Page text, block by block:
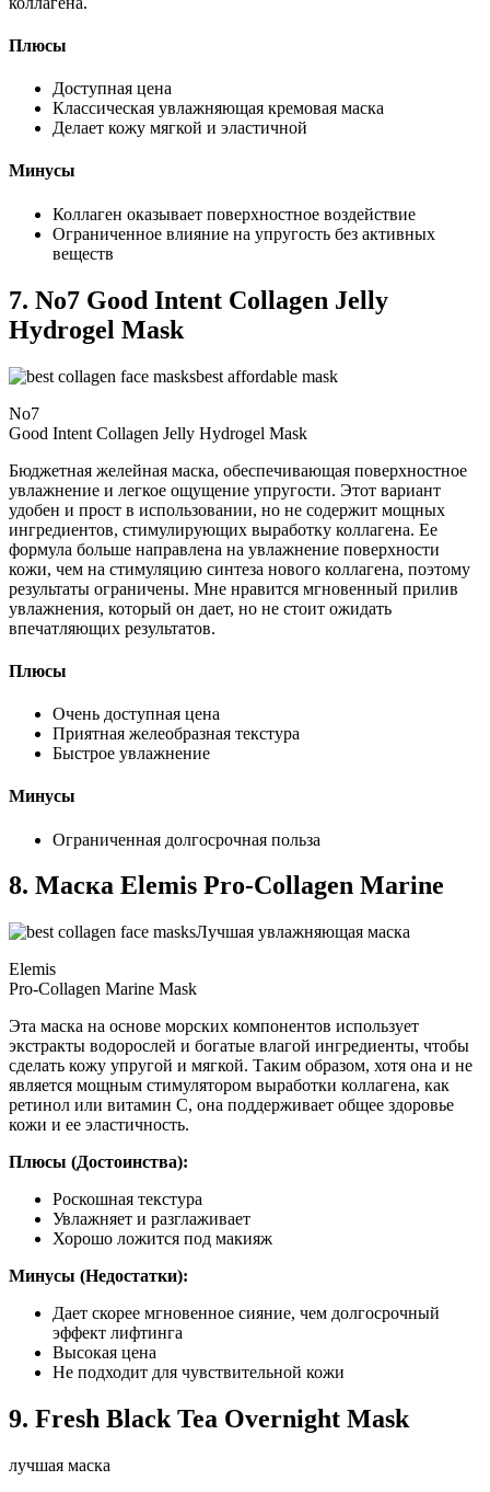
Плюсы
Доступная цена
Классическая увлажняющая кремовая маска
Делает кожу мягкой и эластичной
Минусы
Коллаген оказывает поверхностное воздействие
Ограниченное влияние на упругость без активных
веществ
7. No7 Good Intent Collagen Jelly
Hydrogel Mask
best affordable mask
No7
Good Intent Collagen Jelly Hydrogel Mask
Бюджетная желейная маска, обеспечивающая поверхностное
увлажнение и легкое ощущение упругости. Этот вариант
удобен и прост в использовании, но не содержит мощных
ингредиентов, стимулирующих выработку коллагена. Ее
формула больше направлена ​​на увлажнение поверхности
кожи, чем на стимуляцию синтеза нового коллагена, поэтому
результаты ограничены. Мне нравится мгновенный прилив
увлажнения, который он дает, но не стоит ожидать
впечатляющих результатов.
Плюсы
Очень доступная цена
Приятная желеобразная текстура
Быстрое увлажнение
Минусы
Ограниченная долгосрочная польза
8. Маска Elemis Pro-Collagen Marine
Лучшая увлажняющая маска
Elemis
Pro-Collagen Marine Mask
Эта маска на основе морских компонентов использует
экстракты водорослей и богатые влагой ингредиенты, чтобы
сделать кожу упругой и мягкой. Таким образом, хотя она и не
является мощным стимулятором выработки коллагена, как
ретинол или витамин С, она поддерживает общее здоровье
кожи и ее эластичность.
Плюсы (Достоинства):
Роскошная текстура
Увлажняет и разглаживает
Хорошо ложится под макияж
Минусы (Недостатки):
Дает скорее мгновенное сияние, чем долгосрочный
эффект лифтинга
Высокая цена
Не подходит для чувствительной кожи
9. Fresh Black Tea Overnight Mask
лучшая маска